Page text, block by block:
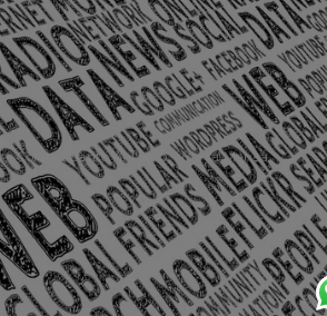
Colônia Santo Antônio – Barra Mansa